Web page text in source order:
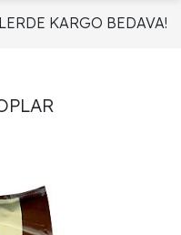
KARGO BEDAVA!